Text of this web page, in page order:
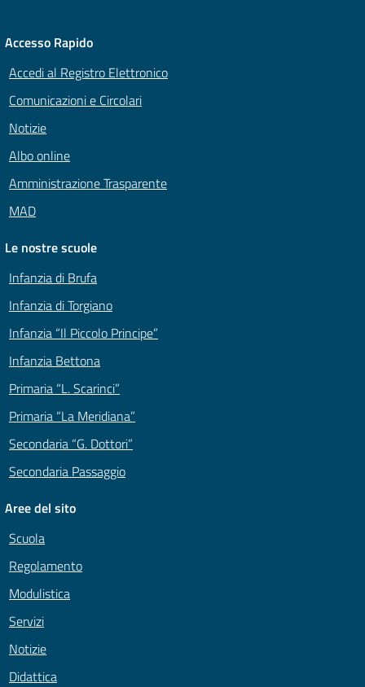
Accesso Rapido
Accedi al Registro Elettronico
Comunicazioni e Circolari
Notizie
Albo online
Amministrazione Trasparente
MAD
Le nostre scuole
Infanzia di Brufa
Infanzia di Torgiano
Infanzia “Il Piccolo Principe”
Infanzia Bettona
Primaria “L. Scarinci”
Primaria “La Meridiana”
Secondaria “G. Dottori”
Secondaria Passaggio
Aree del sito
Scuola
Regolamento
Modulistica
Servizi
Notizie
Didattica